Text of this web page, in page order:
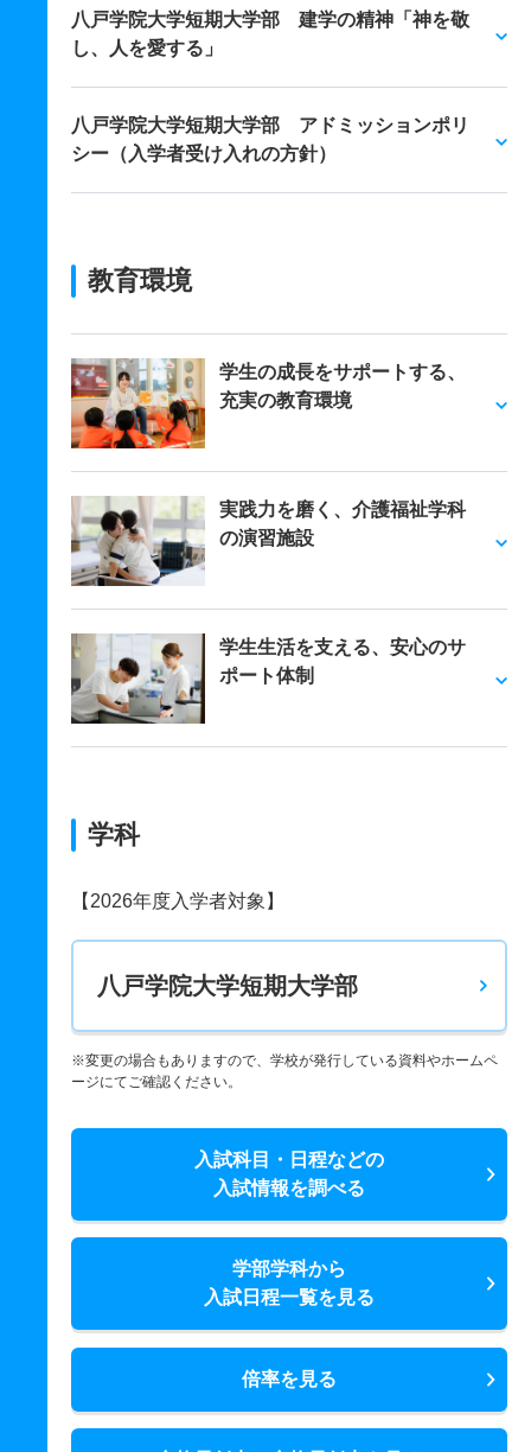
八戸学院大学短期大学部 建学の精神「神を敬
し、人を愛する」
八戸学院大学短期大学部 アドミッションポリ
シー（入学者受け入れの方針）
教育環境
学生の成長をサポートする、
充実の教育環境
実践力を磨く、介護福祉学科
の演習施設
学生生活を支える、安心のサ
ポート体制
学科
【2026年度入学者対象】
八戸学院大学短期大学部
※変更の場合もありますので、学校が発行している資料やホームペ
ージにてご確認ください。
入試科目・日程などの
入試情報を調べる
学部学科から
入試日程一覧を見る
倍率を見る